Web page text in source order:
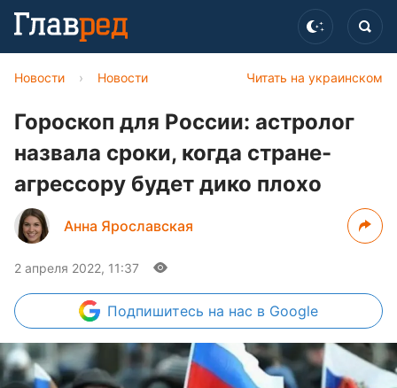
Читать на украинском
Новости › Новости
Гороскоп для России: астролог
назвала сроки, когда стране-
агрессору будет дико плохо
Анна Ярославская
2 апреля 2022, 11:37
Подпишитесь на нас в Google